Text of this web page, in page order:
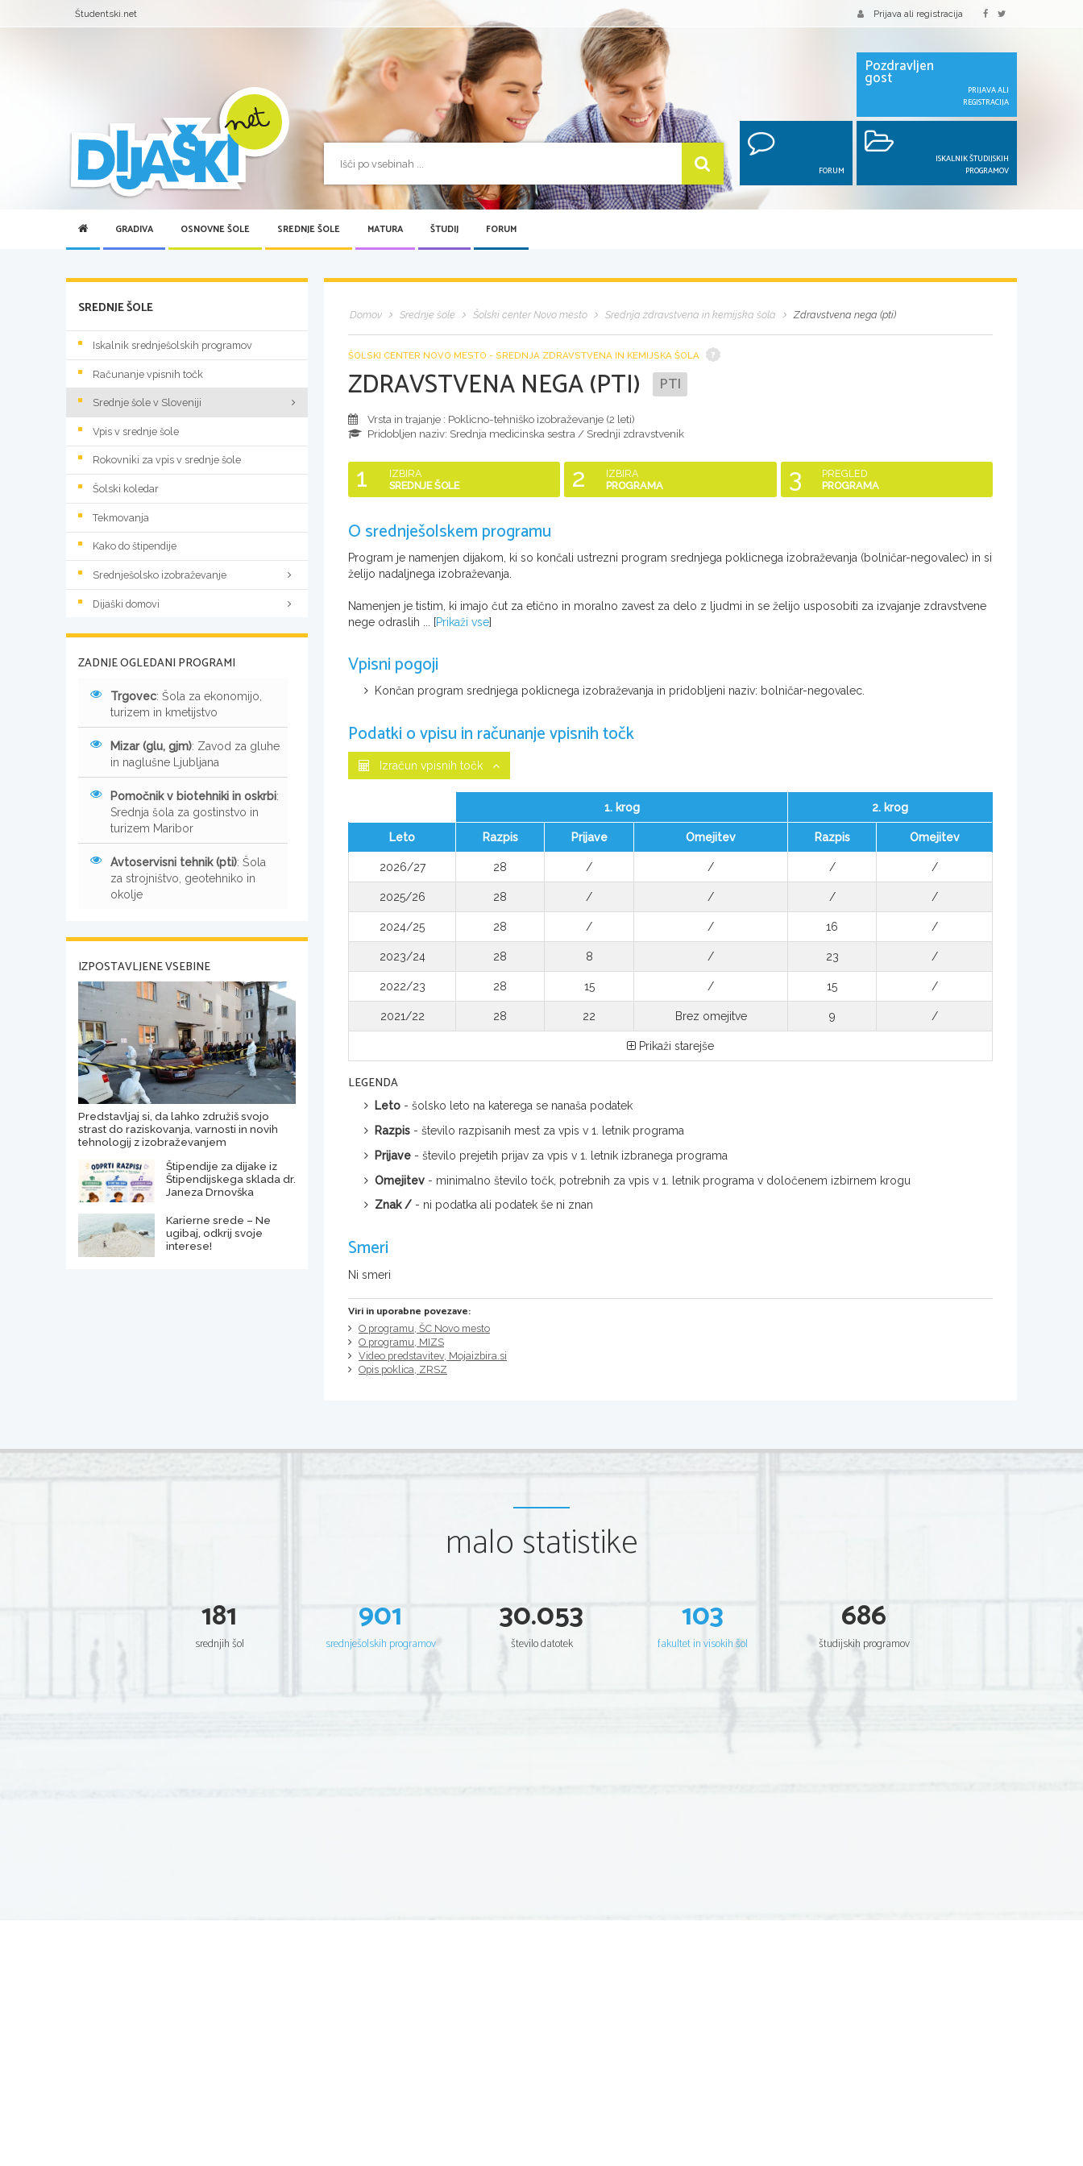
Študentski.net Prijava ali registracija
Pozdravljen
gost
PRIJAVA ALI
REGISTRACIJA
FORUM
ISKALNIK ŠTUDIJSKIH
PROGRAMOV
GRADIVA OSNOVNE ŠOLE SREDNJE ŠOLE MATURA ŠTUDIJ FORUM
Domov Srednje šole Šolski center Novo mesto Srednja zdravstvena in kemijska šola Zdravstvena nega (pti)
ŠOLSKI CENTER NOVO MESTO - SREDNJA ZDRAVSTVENA IN KEMIJSKA ŠOLA
ZDRAVSTVENA NEGA (PTI) PTI
Vrsta in trajanje : Poklicno-tehniško izobraževanje (2 leti)
Pridobljen naziv: Srednja medicinska sestra / Srednji zdravstvenik
1
IZBIRA
SREDNJE ŠOLE
2
IZBIRA
PROGRAMA
3
PREGLED
PROGRAMA
O srednješolskem programu
Program je namenjen dijakom, ki so končali ustrezni program srednjega poklicnega izobraževanja (bolničar-negovalec) in si
želijo nadaljnega izobraževanja.
Namenjen je tistim, ki imajo čut za etično in moralno zavest za delo z ljudmi in se želijo usposobiti za izvajanje zdravstvene
nege odraslih ... [Prikaži vse]
Vpisni pogoji
Končan program srednjega poklicnega izobraževanja in pridobljeni naziv: bolničar-negovalec.
Podatki o vpisu in računanje vpisnih točk
Izračun vpisnih točk
1. krog 2. krog
Leto Razpis Prijave Omejitev Razpis Omejitev
2026/27 28 / / / /
2025/26 28 / / / /
2024/25 28 / / 16 /
2023/24 28 8 / 23 /
2022/23 28 15 / 15 /
2021/22 28 22 Brez omejitve 9 /
Prikaži starejše
LEGENDA
Leto - šolsko leto na katerega se nanaša podatek
Razpis - število razpisanih mest za vpis v 1. letnik programa
Prijave - število prejetih prijav za vpis v 1. letnik izbranega programa
Omejitev - minimalno število točk, potrebnih za vpis v 1. letnik programa v določenem izbirnem krogu
Znak / - ni podatka ali podatek še ni znan
Smeri
Ni smeri
Viri in uporabne povezave:
O programu, ŠC Novo mesto
O programu, MIZS
Video predstavitev, Mojaizbira.si
Opis poklica, ZRSZ
SREDNJE ŠOLE
Iskalnik srednješolskih programov
Računanje vpisnih točk
Srednje šole v Sloveniji
Vpis v srednje šole
Rokovniki za vpis v srednje šole
Šolski koledar
Tekmovanja
Kako do štipendije
Srednješolsko izobraževanje
Dijaški domovi
ZADNJE OGLEDANI PROGRAMI
Trgovec: Šola za ekonomijo,
turizem in kmetijstvo
Mizar (glu, gjm): Zavod za gluhe
in naglušne Ljubljana
Pomočnik v biotehniki in oskrbi:
Srednja šola za gostinstvo in
turizem Maribor
Avtoservisni tehnik (pti): Šola
za strojništvo, geotehniko in
okolje
IZPOSTAVLJENE VSEBINE
Predstavljaj si, da lahko združiš svojo
strast do raziskovanja, varnosti in novih
tehnologij z izobraževanjem
Štipendije za dijake iz
Štipendijskega sklada dr.
Janeza Drnovška
Karierne srede – Ne
ugibaj, odkrij svoje
interese!
malo statistike
181
srednjih šol
901
srednješolskih programov
30.053
število datotek
103
fakultet in visokih šol
686
študijskih programov